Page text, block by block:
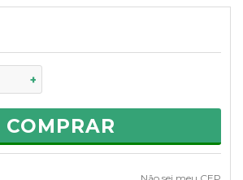
por mais tempo.
do pote:
e TPE
+
COMPRAR